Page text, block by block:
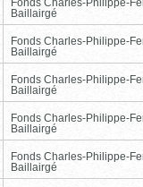
Baillairgé
Fonds Charles-Philippe-
Baillairgé
Fonds Charles-Philippe-
Baillairgé
Fonds Charles-Philippe-
Baillairgé
Fonds Charles-Philippe-
Baillairgé